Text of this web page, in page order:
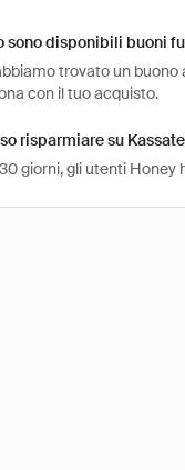
sono disponibili buoni
trovato un buono
con il tuo acquisto.
risparmiare su
giorni, gli utenti Honey